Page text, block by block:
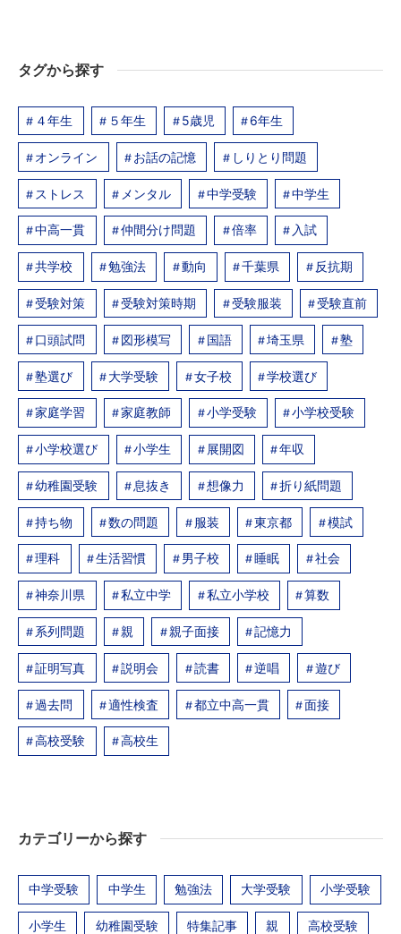
タグから探す
４年生 ５年生 5歳児 6年生
オンライン お話の記憶 しりとり問題
ストレス メンタル 中学受験 中学生
中高一貫 仲間分け問題 倍率 入試
共学校 勉強法 動向 千葉県 反抗期
受験対策 受験対策時期 受験服装 受験直前
口頭試問 図形模写 国語 埼玉県 塾
塾選び 大学受験 女子校 学校選び
家庭学習 家庭教師 小学受験 小学校受験
小学校選び 小学生 展開図 年収
幼稚園受験 息抜き 想像力 折り紙問題
持ち物 数の問題 服装 東京都 模試
理科 生活習慣 男子校 睡眠 社会
神奈川県 私立中学 私立小学校 算数
系列問題 親 親子面接 記憶力
証明写真 説明会 読書 逆唱 遊び
過去問 適性検査 都立中高一貫 面接
高校受験 高校生
カテゴリーから探す
中学受験 中学生 勉強法 大学受験 小学受験
小学生 幼稚園受験 特集記事 親 高校受験